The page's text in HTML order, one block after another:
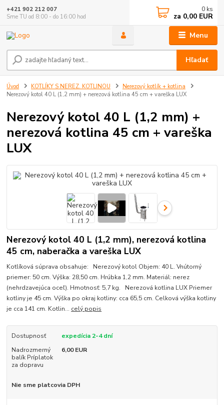
Menu
Hľadať
+421 902 212 007
Sme TU od 8:00 - do 16:00 hod
0 ks
za 0,00 EUR
Úvod KOTLÍKY S NEREZ. KOTLINOU
Nerezový kotlík + kotlina
Nerezový kotol 40 L (1,2 mm) + nerezová kotlina 45 cm + vareška LUX
Nerezový kotol 40 L (1,2 mm) +
nerezová kotlina 45 cm + vareška
LUX
Nerezový kotol 40 L (1,2 mm), nerezová kotlina
45 cm, naberačka a vareška LUX
Kotlíková súprava obsahuje: Nerezový kotol Objem: 40 L. Vnútorný
priemer: 50 cm. Výška: 28,50 cm. Hrúbka 1,2 mm. Materiál: nerez
(nehrdzavejúca oceľ). Hmotnosť: 5,7 kg. Nerezová kotlina LUX Priemer
kotliny je 45 cm. Výška po okraj kotliny: cca 65,5 cm. Celková výška kotliny
je cca 141 cm. Kotlin... celý popis
Dostupnosť
expedícia 2-4 dní
Nadrozmerný
balík Príplatok
za dopravu
6,00 EUR
Nie sme platcovia DPH